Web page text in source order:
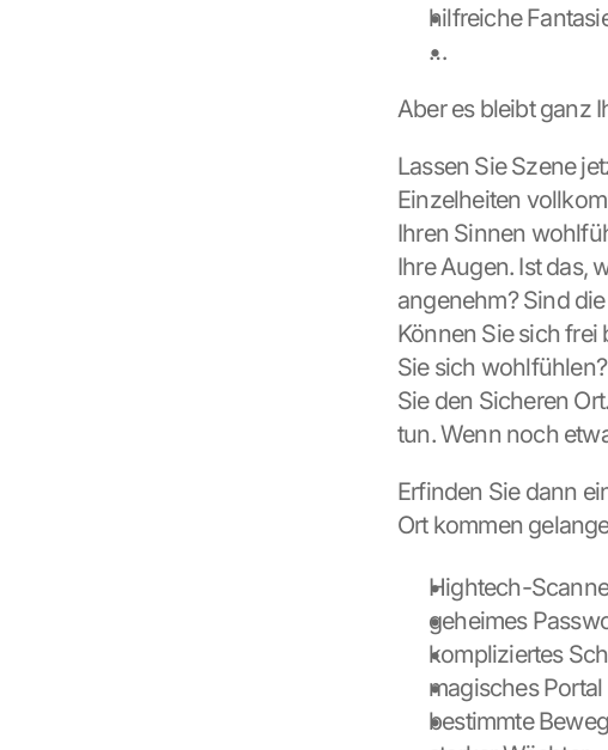
hilfreiche
…
Aber es bleibt ganz
Lassen Sie Szene
Einzelheiten
Ihren Sinnen
Ihre Augen. Ist das,
angenehm? Sind
Können Sie sich
Sie sich
Sie den Sicheren
tun. Wenn noch
Erfinden Sie dann
Ort kommen
Hightech-
geheimes
kompliziertes
magisches Portal
bestimmte
l
b
t
r
a
e
n
u
d
C
o
i
e
g
e
s
e
t
z
t